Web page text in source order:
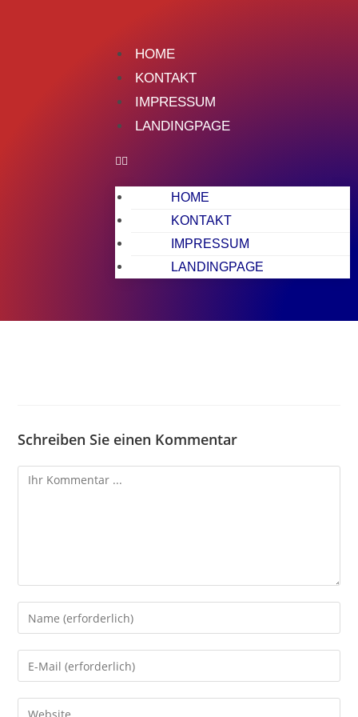
HOME
KONTAKT
IMPRESSUM
LANDINGPAGE
HOME
KONTAKT
IMPRESSUM
LANDINGPAGE
Schreiben Sie einen Kommentar